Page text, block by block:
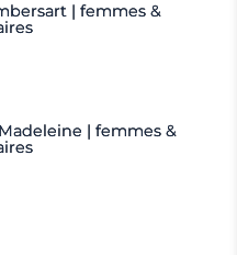
| femmes &
| femmes &